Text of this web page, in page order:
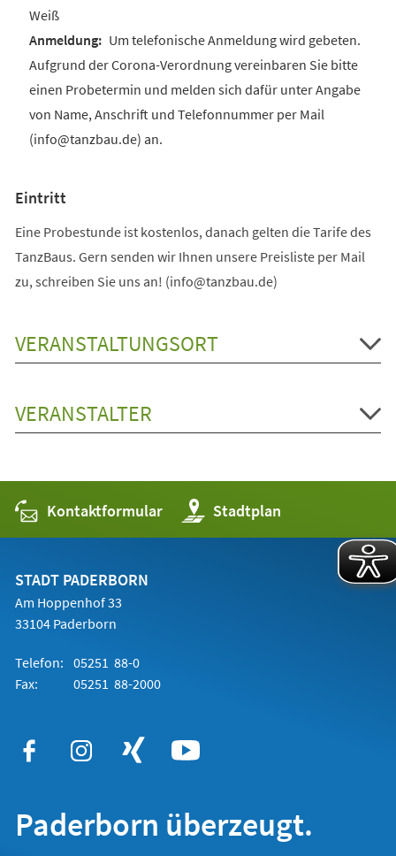
Weiß
Um telefonische Anmeldung wird gebeten.
Aufgrund der Corona-Verordnung vereinbaren Sie bitte
einen Probetermin und melden sich dafür unter Angabe
von Name, Anschrift und Telefonnummer per Mail
(info@tanzbau.de) an.
Eintritt
Eine Probestunde ist kostenlos, danach gelten die Tarife des
TanzBaus. Gern senden wir Ihnen unsere Preisliste per Mail
zu, schreiben Sie uns an! (info@tanzbau.de)
VERANSTALTUNGSORT
VERANSTALTER
Kontaktformular Stadtplan
(Öffnet
in
einem
STADT PADERBORN
Am Hoppenhof 33
33104 Paderborn
Telefon: 05251 88-0
Fax:
05251 88-2000
Paderborn überzeugt.